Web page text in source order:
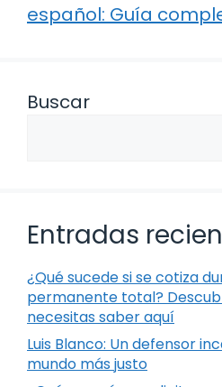
español: Guía
Buscar
Entradas
¿Qué sucede si se cotiza
permanente total?
necesitas saber aquí
Luis Blanco: Un defensor
mundo más justo